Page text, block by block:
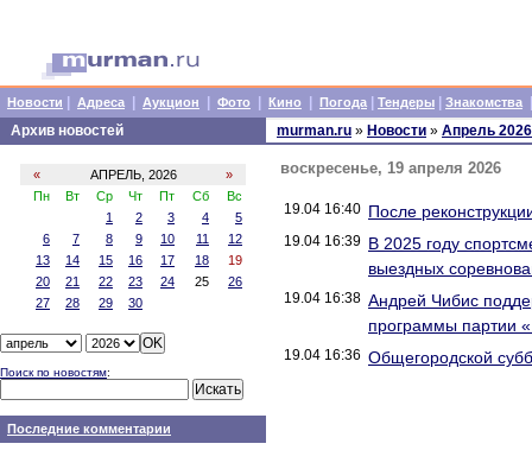
Новости Адреса Аукцион Фото Кино Погода Тендеры Знакомства
Архив новостей
« АПРЕЛЬ, 2026
»
Пн
Вт Ср Чт Пт Сб
Вс
1
2 3 4
5
6
7 8 9 10 11
12
13
14 15 16 17 18
19
20
21 22 23 24 25
26
27
28 29 30
Поиск по новостям:
Последние комментарии
murman.ru » Новости » Апрель 2026
воскресенье, 19 апреля 2026
19.04 16:40 После
19.04 16:39 В 2025 году
выездных
19.04 16:38 Андрей Чибис
программы партии
19.04 16:36 Общегородской